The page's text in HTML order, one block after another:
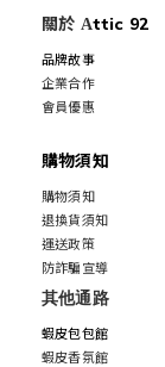
關於 Attic 92
品牌故事
企業合作
會員優惠
購物須知
購物須知
退換貨須知
運送政策
防詐騙宣導
其他通路
蝦皮包包館
蝦皮香氛館